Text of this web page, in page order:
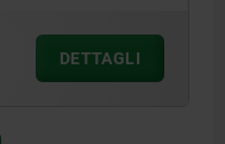
DETTAGLI